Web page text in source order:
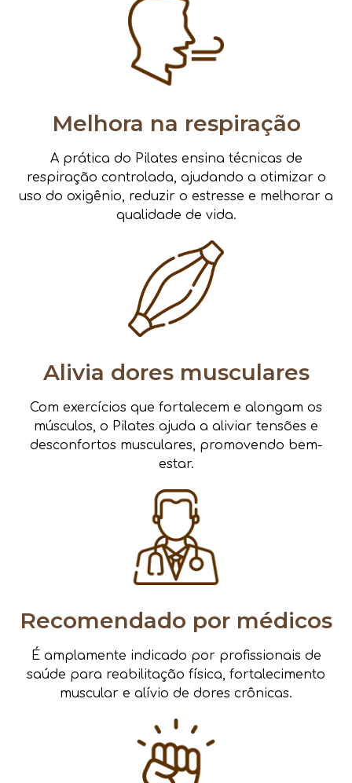
Melhora na respiração
A prática do Pilates ensina técnicas de
respiração controlada, ajudando a otimizar o
uso do oxigênio, reduzir o estresse e melhorar a
qualidade de vida.
Alivia dores musculares
Com exercícios que fortalecem e alongam os
músculos, o Pilates ajuda a aliviar tensões e
desconfortos musculares, promovendo bem-
estar.
Recomendado por médicos
É amplamente indicado por profissionais de
saúde para reabilitação física, fortalecimento
muscular e alívio de dores crônicas.